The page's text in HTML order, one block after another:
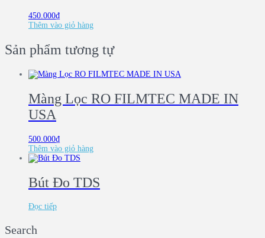
450.000₫
Thêm vào giỏ hàng
Sản phẩm tương tự
Màng Lọc RO FILMTEC MADE IN
USA
500.000₫
Thêm vào giỏ hàng
Bút Đo TDS
Đọc tiếp
Search